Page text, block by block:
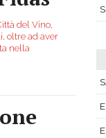
del Vino,
oltre ad aver
nella